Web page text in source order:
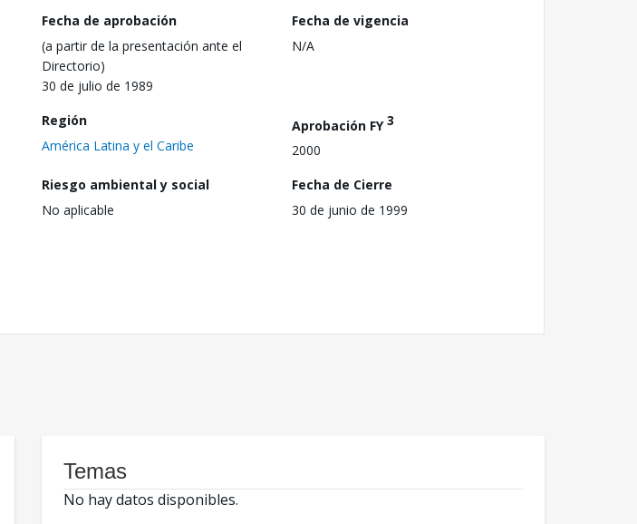
Fecha de aprobación
(a partir de la presentación ante el
Directorio)
30 de julio de 1989
Fecha de vigencia
N/A
Región
América Latina y el Caribe
Aprobación FY3
2000
Riesgo ambiental y social
No aplicable
Fecha de Cierre
30 de junio de 1999
Temas
No hay datos disponibles.